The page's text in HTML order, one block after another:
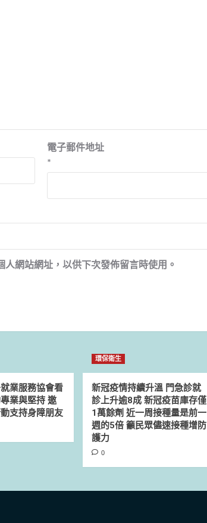
電子郵件地址
*
網站網址，以供下次發佈留言時使用。
業服務協會看
業與堅持 邀
支持身障朋友
環保衛生
新冠疫情持續升溫 門急診就
診上升逾8成 新冠疫苗庫存僅
1萬餘劑 近一周接種量是前一
週的5倍 籲民眾儘速接種增防
護力
0